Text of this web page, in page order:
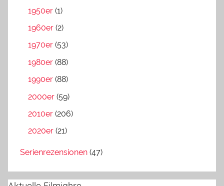
1950er (1)
1960er (2)
1970er (53)
1980er (88)
1990er (88)
2000er (59)
2010er (206)
2020er (21)
Serienrezensionen (47)